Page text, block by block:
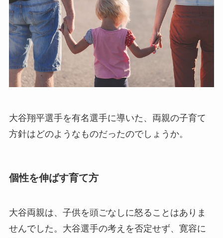
大谷翔平選手を有名選手に導いた、両親の子育て
方針はどのようなものだったのでしょうか。
個性を伸ばす育て方
大谷両親は、子供を頭ごなしに怒ることはありま
せんでした。大谷選手の考えを否定せず、寛容に